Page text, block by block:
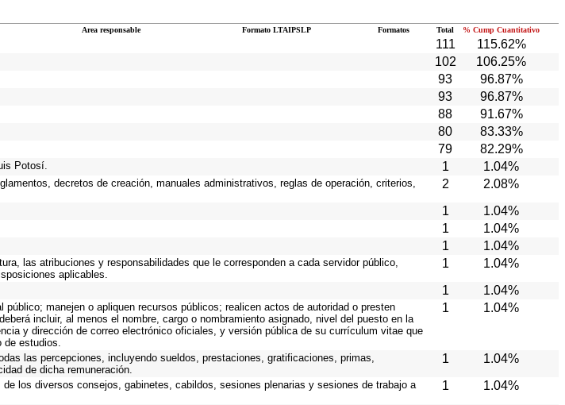
Area responsable Formato LTAIPSLP Formatos Total % Cump Cuantitativo
111 115.62%
102 106.25%
93 96.87%
93 96.87%
88 91.67%
80 83.33%
79 82.29%
Potosí. 1 1.04%
decretos de creación, manuales administrativos, reglas de operación, criterios,
2 2.08%
1 1.04%
1 1.04%
1 1.04%
las atribuciones y responsabilidades que le corresponden a cada servidor público,
aplicables.
1 1.04%
1 1.04%
manejen o apliquen recursos públicos; realicen actos de autoridad o presten
incluir, al menos el nombre, cargo o nombramiento asignado, nivel del puesto en la
y dirección de correo electrónico oficiales, y versión pública de su currículum vitae que
de estudios.
1 1.04%
las percepciones, incluyendo sueldos, prestaciones, gratificaciones, primas,
de dicha remuneración.
1 1.04%
los diversos consejos, gabinetes, cabildos, sesiones plenarias y sesiones de trabajo a
1 1.04%